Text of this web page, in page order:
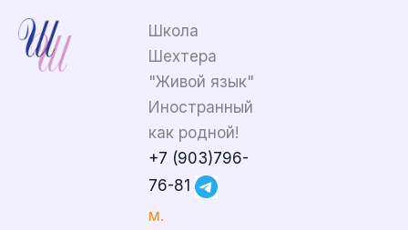
содержимому
Школа
Шехтера
"Живой язык"
Иностранный
как родной!
+7 (903)796-
76-81
м.